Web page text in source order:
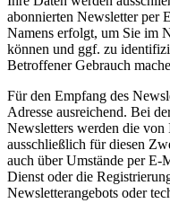
abonnierten Newsletter per
Namens erfolgt, um Sie im
können und ggf. zu
Betroffener Gebrauch
Für den Empfang des
Adresse ausreichend. Bei
Newsletters werden die von
ausschließlich für diesen
auch über Umstände per
Dienst oder die
Newsletterangebots oder